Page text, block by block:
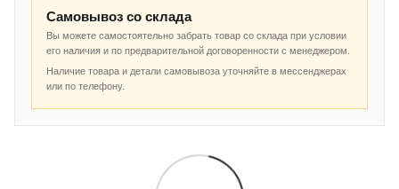
Самовывоз со склада
Вы можете самостоятельно забрать товар со склада при условии
его наличия и по предварительной договоренности с менеджером.
Наличие товара и детали самовывоза уточняйте в мессенджерах
или по телефону.